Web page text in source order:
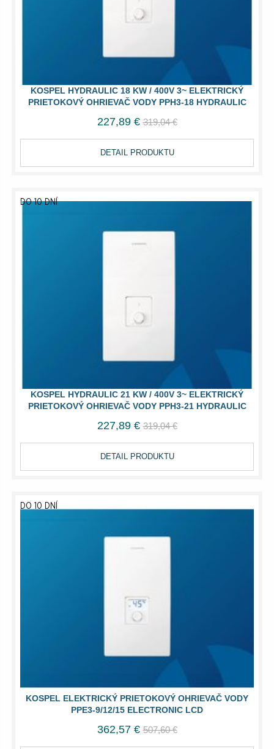
KOSPEL HYDRAULIC 18 KW / 400V 3~ ELEKTRICKÝ
PRIETOKOVÝ OHRIEVAČ VODY PPH3-18 HYDRAULIC
227,89 € 319,04 €
DETAIL PRODUKTU
KOSPEL HYDRAULIC 21 KW / 400V 3~ ELEKTRICKÝ
PRIETOKOVÝ OHRIEVAČ VODY PPH3-21 HYDRAULIC
DO 10 DNÍ
227,89 € 319,04 €
DETAIL PRODUKTU
KOSPEL ELEKTRICKÝ PRIETOKOVÝ OHRIEVAČ VODY
PPE3-9/12/15 ELECTRONIC LCD
DO 10 DNÍ
362,57 € 507,60 €